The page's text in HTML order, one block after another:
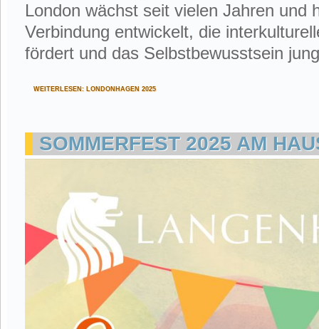
London wächst seit vielen Jahren und
Verbindung entwickelt, die
fördert und das Selbstbewusstsein
WEITERLESEN: LONDONHAGEN 2025
SOMMERFEST 2025 AM